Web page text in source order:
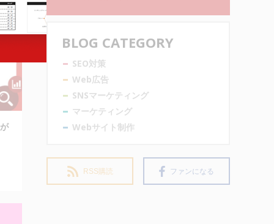
BLOG CATEGORY
SEO対策
Web広告
SNSマーケティング
マーケティング
Webサイト制作
RSS購読 ファンになる